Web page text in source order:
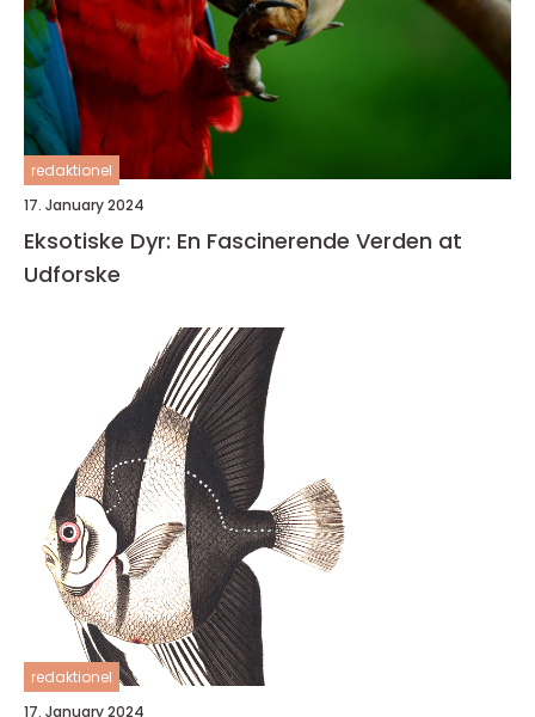
redaktionel
17. January 2024
Eksotiske Dyr: En Fascinerende Verden at
Udforske
redaktionel
17. January 2024